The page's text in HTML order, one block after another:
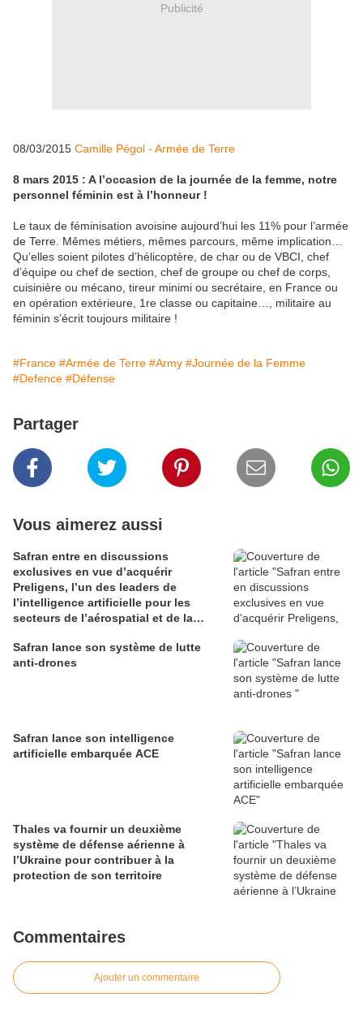
Publicité
08/03/2015 Camille Pégol - Armée de Terre
8 mars 2015 : A l’occasion de la journée de la femme, notre
personnel féminin est à l’honneur !
Le taux de féminisation avoisine aujourd’hui les 11% pour l’armée
de Terre. Mêmes métiers, mêmes parcours, même implication…
Qu’elles soient pilotes d’hélicoptère, de char ou de VBCI, chef
d’équipe ou chef de section, chef de groupe ou chef de corps,
cuisinière ou mécano, tireur minimi ou secrétaire, en France ou
en opération extérieure, 1re classe ou capitaine…, militaire au
féminin s’écrit toujours militaire !
#France #Armée de Terre #Army #Journée de la Femme
#Defence #Défense
Partager
Vous aimerez aussi
Safran entre en discussions
exclusives en vue d’acquérir
Preligens, l’un des leaders de
l’intelligence artificielle pour les
secteurs de l’aérospatial et de la
Safran lance son système de lutte
anti-drones
Safran lance son intelligence
artificielle embarquée ACE
Thales va fournir un deuxième
système de défense aérienne à
l’Ukraine pour contribuer à la
protection de son territoire
Commentaires
Ajouter un commentaire